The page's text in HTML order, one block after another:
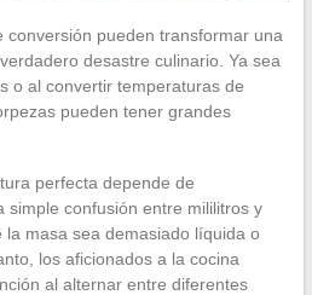
conversión pueden transformar una
desastre culinario. Ya sea
o al convertir temperaturas de
pueden tener grandes
perfecta depende de
simple confusión entre mililitros y
masa sea demasiado líquida o
los aficionados a la cocina
al alternar entre diferentes